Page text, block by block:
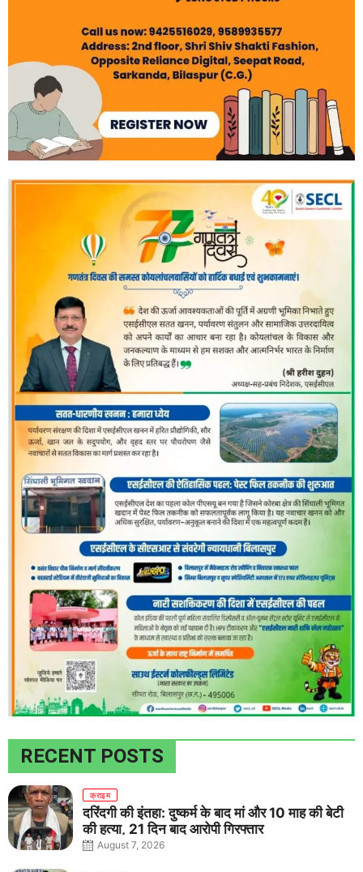
RECENT POSTS
क्राइम
दरिंदगी की इंतहा: दुष्कर्म के बाद मां और 10 माह की बेटी
की हत्या, 21 दिन बाद आरोपी गिरफ्तार
August 7, 2026